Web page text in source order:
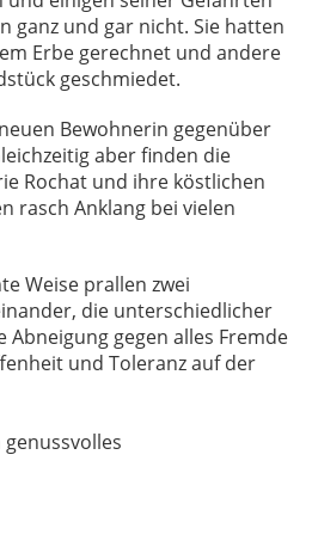
ganz und gar nicht. Sie hatten
Erbe gerechnet und andere
geschmiedet.
Bewohnerin gegenüber
aber finden die
Rochat und ihre köstlichen
rasch Anklang bei vielen
Weise prallen zwei
die unterschiedlicher
Abneigung gegen alles Fremde
und Toleranz auf der
genussvolles